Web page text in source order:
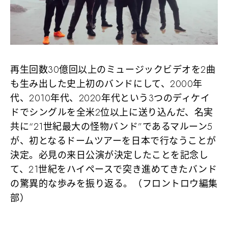
再生回数30億回以上のミュージックビデオを2曲
も生み出した史上初のバンドにして、2000年
代、2010年代、2020年代という3つのディケイ
ドでシングルを全米2位以上に送り込んだ、名実
共に“21世紀最大の怪物バンド”であるマルーン5
が、初となるドームツアーを日本で行なうことが
決定。必見の来日公演が決定したことを記念し
て、21世紀をハイペースで突き進めてきたバンド
の驚異的な歩みを振り返る。（フロントロウ編集
部）